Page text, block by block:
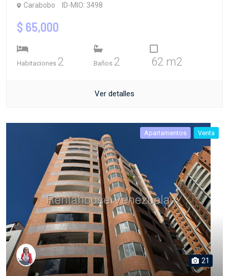
Carabobo ID-MIO: 3498
$ 65,000
Habitaciones 2 Baños 2 62 m2
Ver detalles
Apartamentos Venta
21